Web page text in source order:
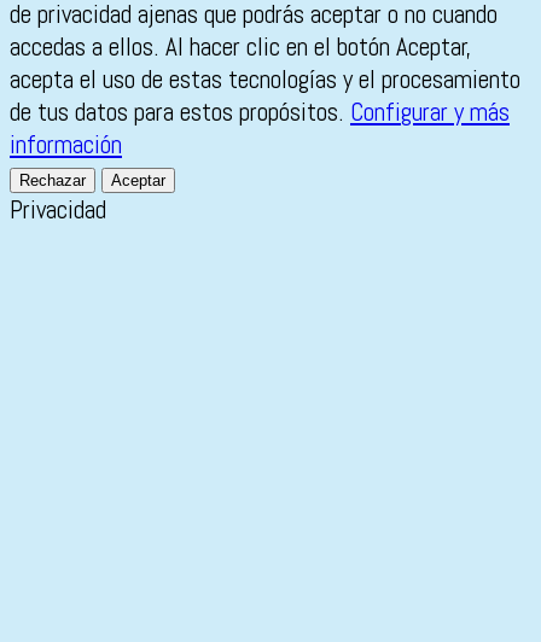
de privacidad ajenas que podrás aceptar o no cuando
accedas a ellos. Al hacer clic en el botón Aceptar,
acepta el uso de estas tecnologías y el procesamiento
de tus datos para estos propósitos. Configurar y más
información
Rechazar Aceptar
Privacidad